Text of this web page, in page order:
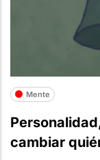
Mente
cambiar